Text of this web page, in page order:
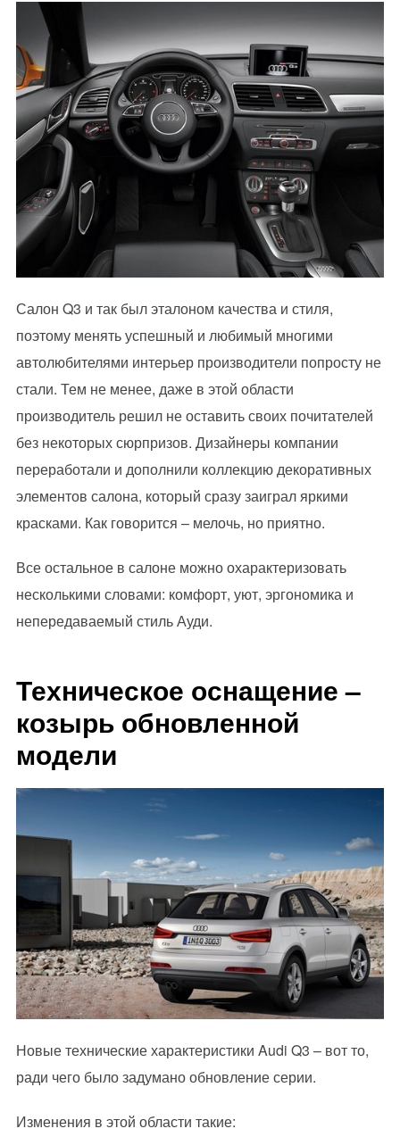
Салон Q3 и так был эталоном качества и стиля,
поэтому менять успешный и любимый многими
автолюбителями интерьер производители попросту не
стали. Тем не менее, даже в этой области
производитель решил не оставить своих почитателей
без некоторых сюрпризов. Дизайнеры компании
переработали и дополнили коллекцию декоративных
элементов салона, который сразу заиграл яркими
красками. Как говорится – мелочь, но приятно.
Все остальное в салоне можно охарактеризовать
несколькими словами: комфорт, уют, эргономика и
непередаваемый стиль Ауди.
Техническое оснащение –
козырь обновленной
модели
Новые технические характеристики Audi Q3 – вот то,
ради чего было задумано обновление серии.
Изменения в этой области такие: